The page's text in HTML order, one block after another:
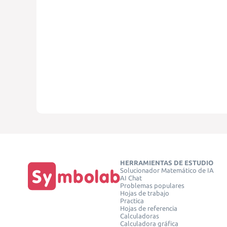
HERRAMIENTAS DE ESTUDIO
Solucionador Matemático de IA
AI Chat
Problemas populares
Hojas de trabajo
Practica
Hojas de referencia
Calculadoras
Calculadora gráfica